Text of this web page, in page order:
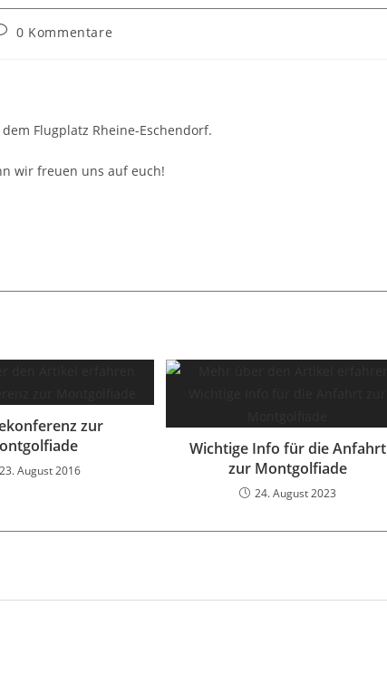
0 Kommentare
Flugplatz Rheine-Eschendorf.
wir freuen uns auf euch!
zur
23. August 2016
Wichtige Info für die Anfahrt
zur Montgolfiade
24. August 2023